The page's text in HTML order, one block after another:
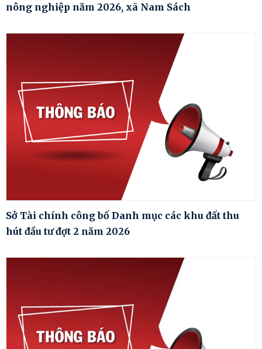
nông nghiệp năm 2026, xã Nam Sách
Sở Tài chính công bố Danh mục các khu đất thu
hút đầu tư đợt 2 năm 2026